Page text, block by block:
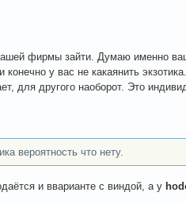
фирмы зайти. Думаю именно
у вас не какаянить
для другого наоборот. Это
вероятность что нету.
и вварианте с виндой, а у